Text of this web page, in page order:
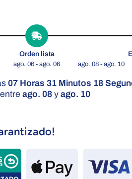
Orden lista
ago. 06 - ago. 06 ago. 08 - ago. 10
07 Horas 31 Minutos 17
ago. 08 y ago. 10